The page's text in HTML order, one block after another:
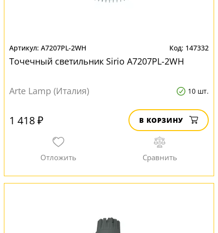
A7207PL-2WH 147332
Точечный светильник Sirio A7207PL-2WH
Arte Lamp (Италия) 10 шт.
1 418 ₽ В КОРЗИНУ